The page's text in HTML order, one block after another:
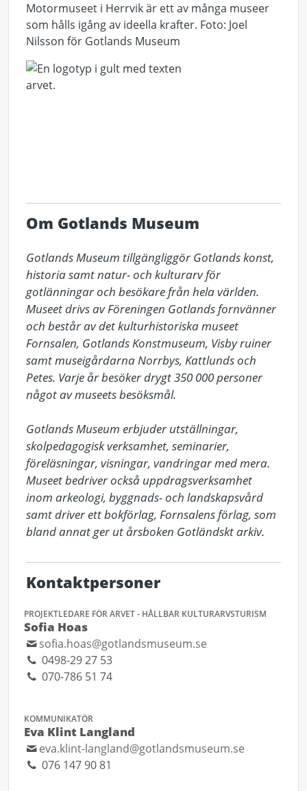
Motormuseet i Herrvik är ett av många museer
som hålls igång av ideella krafter. Foto: Joel
Nilsson för Gotlands Museum
Om Gotlands Museum
Gotlands Museum tillgängliggör Gotlands konst,
historia samt natur- och kulturarv för
gotlänningar och besökare från hela världen.
Museet drivs av Föreningen Gotlands fornvänner
och består av det kulturhistoriska museet
Fornsalen, Gotlands Konstmuseum, Visby ruiner
samt museigårdarna Norrbys, Kattlunds och
Petes. Varje år besöker drygt 350 000 personer
något av museets besöksmål.
Gotlands Museum erbjuder utställningar,
skolpedagogisk verksamhet, seminarier,
föreläsningar, visningar, vandringar med mera.
Museet bedriver också uppdragsverksamhet
inom arkeologi, byggnads- och landskapsvård
samt driver ett bokförlag, Fornsalens förlag, som
bland annat ger ut årsboken Gotländskt arkiv.
Kontaktpersoner
PROJEKTLEDARE FÖR ARVET - HÅLLBAR KULTURARVSTURISM
Sofia Hoas
sofia.hoas@gotlandsmuseum.se
0498-29 27 53
070-786 51 74
KOMMUNIKATÖR
Eva Klint Langland
eva.klint-langland@gotlandsmuseum.se
076 147 90 81